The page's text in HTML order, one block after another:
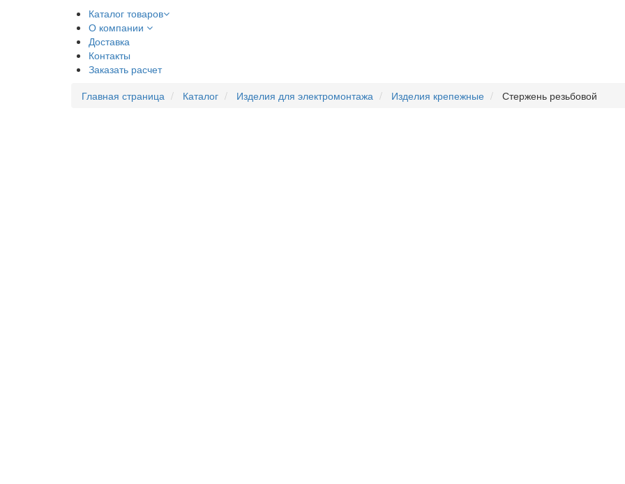
Каталог товаров
О компании
Доставка
Контакты
Заказать расчет
Главная страница
Каталог Изделия для электромонтажа Изделия крепежные Стержень резьбовой